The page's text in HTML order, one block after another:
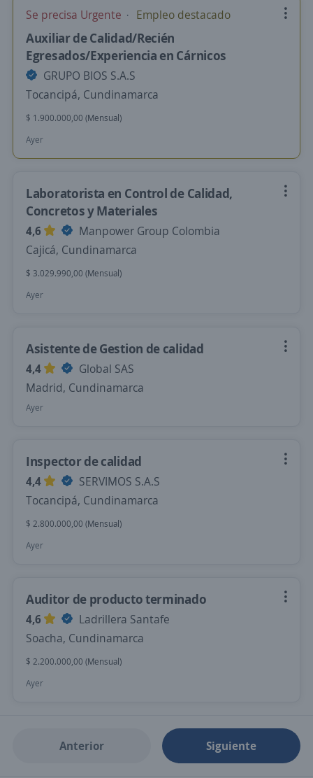
Se precisa Urgente Empleo destacado
Auxiliar de Calidad/Recién
Egresados/Experiencia en Cárnicos
GRUPO BIOS S.A.S
Tocancipá, Cundinamarca
$ 1.900.000,00 (Mensual)
Ayer
Laboratorista en Control de Calidad,
Concretos y Materiales
4,6
Manpower Group Colombia
Cajicá, Cundinamarca
$ 3.029.990,00 (Mensual)
Ayer
Asistente de Gestion de calidad
4,4
Global SAS
Madrid, Cundinamarca
Ayer
Inspector de calidad
4,4
SERVIMOS S.A.S
Tocancipá, Cundinamarca
$ 2.800.000,00 (Mensual)
Ayer
Auditor de producto terminado
4,6
Ladrillera Santafe
Soacha, Cundinamarca
$ 2.200.000,00 (Mensual)
Ayer
Anterior Siguiente